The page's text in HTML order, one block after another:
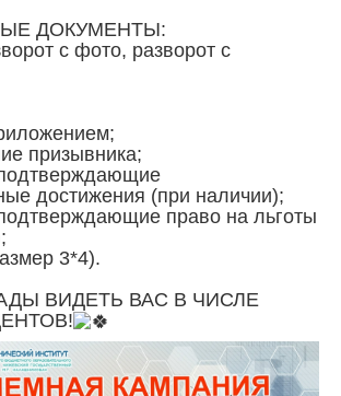
ДОКУМЕНТЫ:
с фото, разворот с
призывника;
достижения (при наличии);
право на льготы
3*4).
ВИДЕТЬ ВАС В ЧИСЛЕ